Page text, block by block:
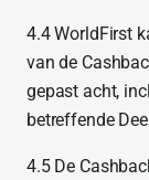
4.4 WorldFirst
van de
gepast acht,
betreffende
4.5 De